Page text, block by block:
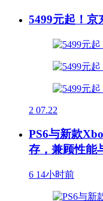
5499元起！京
2 07.22
PS6与新款
存，兼顾性能
6 14小时前